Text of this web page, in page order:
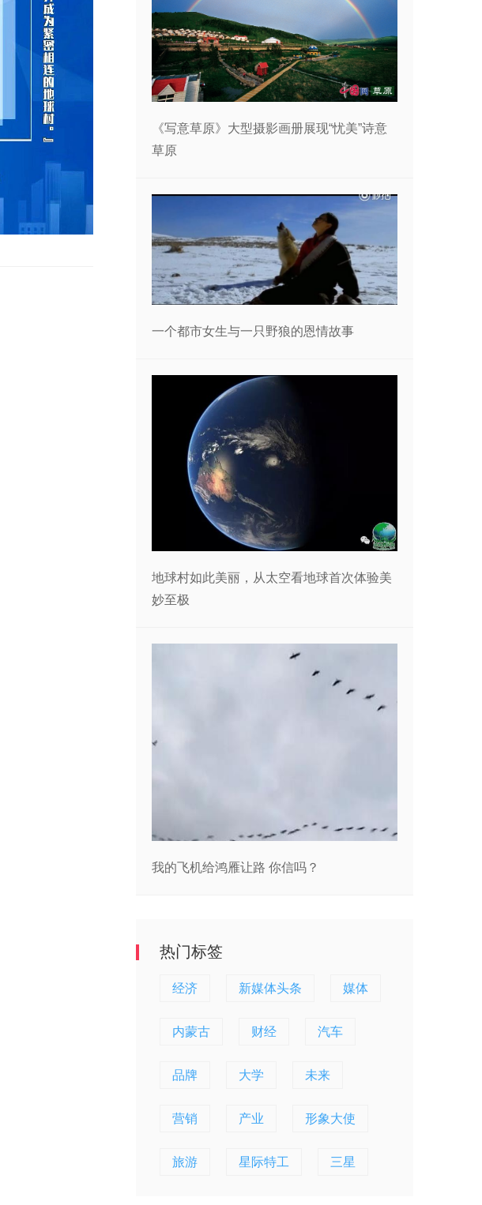
《写意草原》大型摄影画册展现“忧美”诗意
草原
一个都市女生与一只野狼的恩情故事
地球村如此美丽，从太空看地球首次体验美
妙至极
我的飞机给鸿雁让路 你信吗？
热门标签
经济 新媒体头条 媒体
内蒙古 财经 汽车
品牌 大学 未来
营销 产业 形象大使
旅游 星际特工 三星